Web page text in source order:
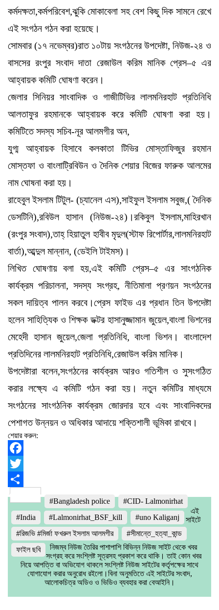
কর্মদক্ষতা,কর্মপরিবেশ,ঝুকি মোকাবেলা সহ বেশ কিছু দিক সামনে রেখে
এই সংগঠন গঠন করা হয়েছে।
সোমবার (১৭ নভেম্বর)রাত ১০টায় সংগঠনের উপদেষ্টা, নিউজ-২৪ ও
বাসসের রংপুর সংবাদ দাতা রেজাউল করিম মানিক প্রেস–৫ এর
আহ্বায়ক কমিটি ঘোষণা করেন।
জেলার সিনিয়র সাংবাদিক ও গাজীটিভির লালমনিরহাট প্রতিনিধি
আলতাফুর রহমানকে আহ্বায়ক করে কমিটি ঘোষণা করা হয়।
কমিটিতে সদস্য সচিব-নূর আলমগীর অন,
যুগ্ম আহ্বায়ক হিসাবে কলকাতা টিভির মোস্তাফিজুর রহমান
মোস্তফা ও বাংলাট্রিবিউন ও দৈনিক শেয়ার বিজের ফারুক আলমের
নাম ঘোষনা করা হয়।
রাহেবুল ইসলাম টিটুল- (চ্যানেল এস),সাইফুল ইসলাম সবুজ,( দৈনিক
ডেসটিনি),রবিউল হাসান (নিউজ-২৪)।রকিবুল ইসলাম,মাহিরখান
(রংপুর সংবাদ),তাহ্ হিয়াতুল হাবীব মৃদুল(স্টাফ রিপোর্টার,লালমনিরহাট
বার্তা),আব্দুল মান্নান, (ডেইলি টাইমস)।
লিখিত ঘোষণায় বলা হয়,এই কমিটি প্রেস–৫ এর সাংগঠনিক
কার্যক্রম পরিচালনা, সদস্য সংগ্রহ, নীতিমালা প্রণয়ন সংগঠনের
সকল দায়িত্ব পালন করবে।প্রেস ফাইভ এর প্রধান তিন উপদেষ্টা
হলেন সাহিত্যিক ও শিক্ষক ডক্টর হাসানুজ্জামান জুয়েল,বাংলা ভিশনের
মেহেদী হাসান জুয়েল,জেলা প্রতিনিধি, বাংলা ভিশন। বাংলাদেশ
প্রতিদিনের লালমনিরহাট প্রতিনিধি,রেজাউল করিম মানিক।
উপদেষ্টারা বলেন,সংগঠনের কার্যক্রম আরও গতিশীল ও সুসংগঠিত
করার লক্ষ্যে এ কমিটি গঠন করা হয়। নতুন কমিটির মাধ্যমে
সংগঠনের সাংগঠনিক কার্যক্রম জোরদার হবে এবং সাংবাদিকদের
পেশাগত উন্নয়ন ও অধিকার আদায়ে শক্তিশালী ভূমিকা রাখবে।
শেয়ার করুন:
Facebook
Twitter
#Bangladesh police
#CID- Lalmonirhat
#India
#Lalmonirhat_BSF_kill
#uno Kaliganj
#রিজভি #মির্জা ফখরুল ইসলাম আলমগীর
#সীমান্তে_হত্যা_কান্ড
ফাইল ছবি
এই
সাইটে
নিজম্ব নিউজ তৈরির পাশাপাশি বিভিন্ন নিউজ সাইট থেকে খবর
সংগ্রহ করে সংশ্লিষ্ট সূত্রসহ প্রকাশ করে থাকি। তাই কোন খবর
নিয়ে আপত্তি বা অভিযোগ থাকলে সংশ্লিষ্ট নিউজ সাইটের কর্তৃপক্ষের সাথে
যোগাযোগ করার অনুরোধ রইলো।বিনা অনুমতিতে এই সাইটের সংবাদ,
আলোকচিত্র অডিও ও ভিডিও ব্যবহার করা বেআইনি।